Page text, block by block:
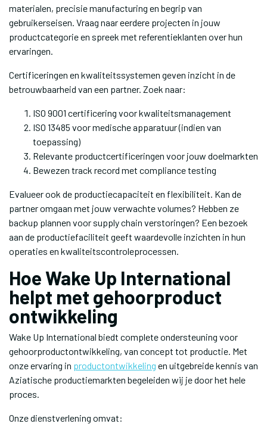
materialen, precisie manufacturing en begrip van
gebruikerseisen. Vraag naar eerdere projecten in jouw
productcategorie en spreek met referentieklanten over hun
ervaringen.
Certificeringen en kwaliteitssystemen geven inzicht in de
betrouwbaarheid van een partner. Zoek naar:
ISO 9001 certificering voor kwaliteitsmanagement
ISO 13485 voor medische apparatuur (indien van
toepassing)
Relevante productcertificeringen voor jouw doelmarkten
Bewezen track record met compliance testing
Evalueer ook de productiecapaciteit en flexibiliteit. Kan de
partner omgaan met jouw verwachte volumes? Hebben ze
backup plannen voor supply chain verstoringen? Een bezoek
aan de productiefaciliteit geeft waardevolle inzichten in hun
operaties en kwaliteitscontroleprocessen.
Hoe Wake Up International
helpt met gehoorproduct
ontwikkeling
Wake Up International biedt complete ondersteuning voor
gehoorproductontwikkeling, van concept tot productie. Met
onze ervaring in productontwikkeling en uitgebreide kennis van
Aziatische productiemarkten begeleiden wij je door het hele
proces.
Onze dienstverlening omvat: